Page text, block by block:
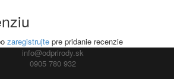
zaregistrujte pre pridanie recenzie
info@odprirody.sk
0905 780 932